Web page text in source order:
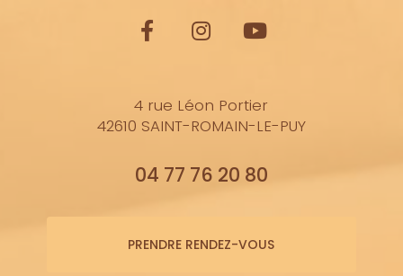
4 rue Léon Portier
42610 SAINT-ROMAIN-LE-PUY
04 77 76 20 80
PRENDRE RENDEZ-VOUS